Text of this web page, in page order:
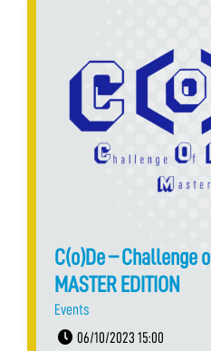
C(o)De – Challenge
MASTER EDITION
Events
06/10/2023 15:00